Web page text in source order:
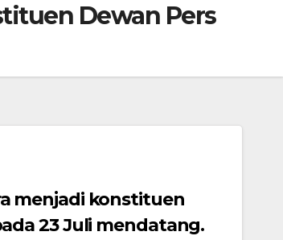
Dewan Pers
menjadi konstituen
23 Juli mendatang.